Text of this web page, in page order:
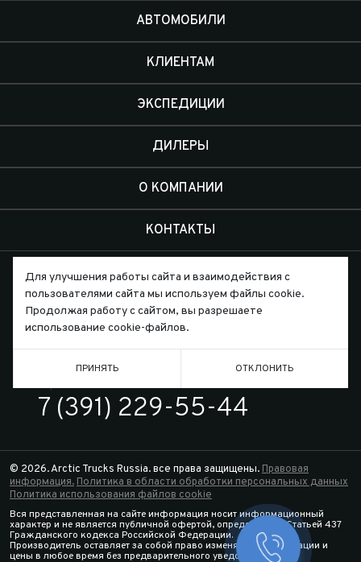
АВТОМОБИЛИ
КЛИЕНТАМ
ЭКСПЕДИЦИИ
ДИЛЕРЫ
О КОМПАНИИ
КОНТАКТЫ
Письмо директору
ТЕЛЕФОН
7 (391) 229-55-44
© 2026. Arctic Trucks Russia. все права защищены. Правовая
информация. Политика в области обработки персональных данных
Политика использования файлов cookie
Вся представленная на сайте информация носит информационный
характер и не является публичной офертой, определяемой Статьей 437
Гражданского кодекса Российской Федерации.
Производитель оставляет за собой право изменять спецификации и
цены в любое время без предварительного уведомления.
Заказать
Для улучшения работы сайта и взаимодействия с
пользователями сайта мы используем файлы cookie.
Продолжая работу с сайтом, вы разрешаете
использование cookie-файлов.
ПРИНЯТЬ ОТКЛОНИТЬ